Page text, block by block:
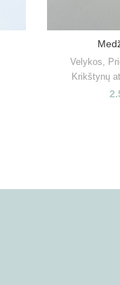
Velykos,
Krikštynų